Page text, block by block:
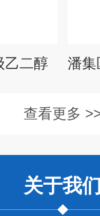
乙二醇
查看更多
关于我